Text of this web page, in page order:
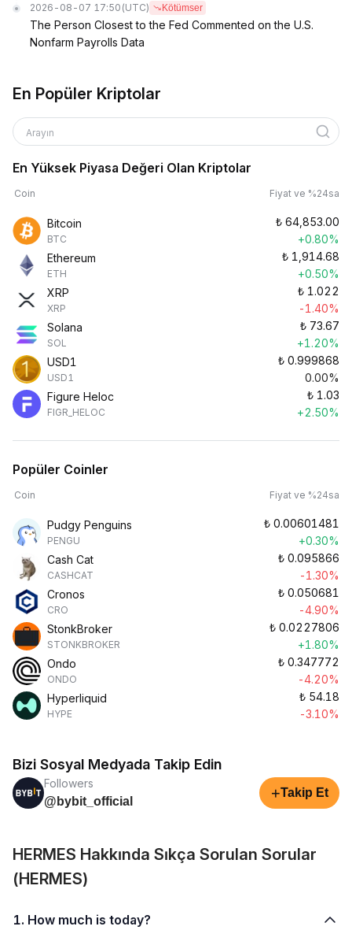
2026-08-07 17:50 (UTC) Kötümser
The Person Closest to the Fed Commented on the U.S.
Nonfarm Payrolls Data
En Popüler Kriptolar
Arayın
En Yüksek Piyasa Değeri Olan Kriptolar
Coin Fiyat ve %24sa
Bitcoin
BTC
₺ 64,853.00
+0.80%
Ethereum
ETH
₺ 1,914.68
+0.50%
XRP
XRP
₺ 1.022
-1.40%
Solana
SOL
₺ 73.67
+1.20%
USD1
USD1
₺ 0.999868
0.00%
Figure Heloc
FIGR_HELOC
₺ 1.03
+2.50%
Popüler Coinler
Coin Fiyat ve %24sa
Pudgy Penguins
PENGU
₺ 0.00601481
+0.30%
Cash Cat
CASHCAT
₺ 0.095866
-1.30%
Cronos
CRO
₺ 0.050681
-4.90%
StonkBroker
STONKBROKER
₺ 0.0227806
+1.80%
Ondo
ONDO
₺ 0.347772
-4.20%
Hyperliquid
HYPE
₺ 54.18
-3.10%
Bizi Sosyal Medyada Takip Edin
Followers
@bybit_official
+Takip Et
HERMES Hakkında Sıkça Sorulan Sorular
(HERMES)
1. How much is today?